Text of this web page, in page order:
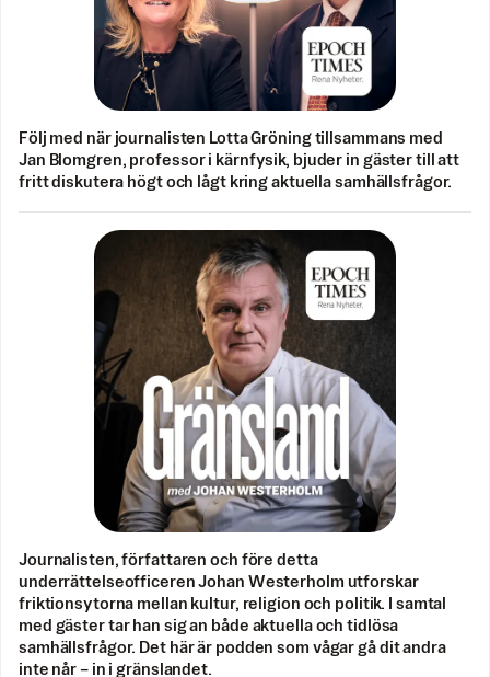
Följ med när journalisten Lotta Gröning tillsammans med
Jan Blomgren, professor i kärnfysik, bjuder in gäster till att
fritt diskutera högt och lågt kring aktuella samhällsfrågor.
Journalisten, författaren och före detta
underrättelseofficeren Johan Westerholm utforskar
friktionsytorna mellan kultur, religion och politik. I samtal
med gäster tar han sig an både aktuella och tidlösa
samhällsfrågor. Det här är podden som vågar gå dit andra
inte når – in i gränslandet.